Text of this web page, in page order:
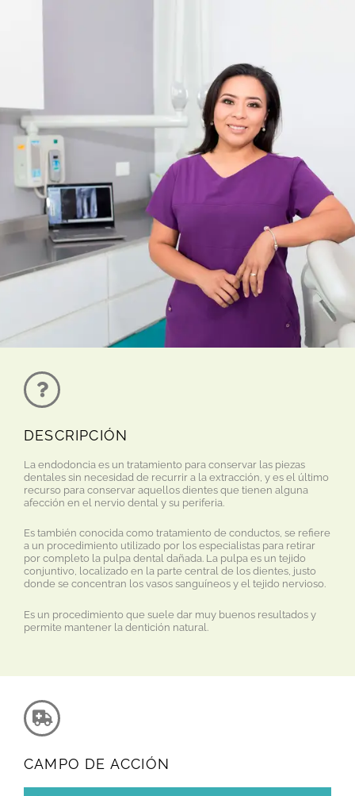
DESCRIPCIÓN
La endodoncia es un tratamiento para conservar las piezas
dentales sin necesidad de recurrir a la extracción, y es el último
recurso para conservar aquellos dientes que tienen alguna
afección en el nervio dental y su periferia.
Es también conocida como tratamiento de conductos, se refiere
a un procedimiento utilizado por los especialistas para retirar
por completo la pulpa dental dañada. La pulpa es un tejido
conjuntivo, localizado en la parte central de los dientes, justo
donde se concentran los vasos sanguíneos y el tejido nervioso.
Es un procedimiento que suele dar muy buenos resultados y
permite mantener la dentición natural.
CAMPO DE ACCIÓN